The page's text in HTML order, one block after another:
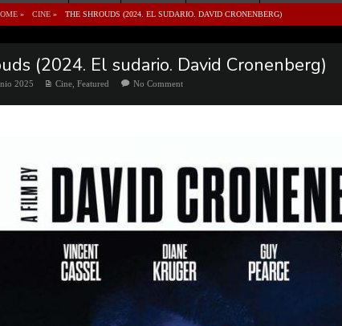
» CINE» THE SHROUDS (2024. EL SUDARIO. DAVID CRONENBERG)
(2024. El sudario. David Cronenberg)
2025 Cine ,Featured No Comment